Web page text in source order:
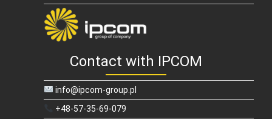
Contact with IPCOM
info@ipcom-group.pl
+48-57-35-69-079